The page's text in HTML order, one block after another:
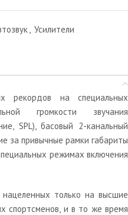
, Усилители
рекордов на специальных
громкости звучания
SPL), басовый 2-канальный
за привычные рамки габариты
режимах включения
только на высшие
спортсменов, и в то же время